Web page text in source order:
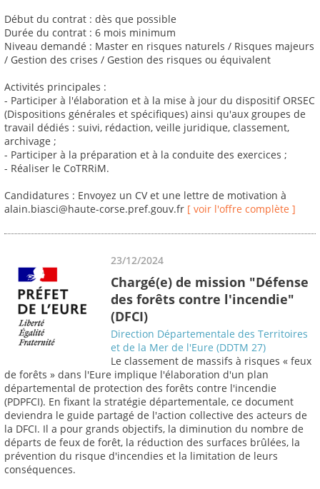
Début du contrat : dès que possible
Durée du contrat : 6 mois minimum
Niveau demandé : Master en risques naturels / Risques majeurs
/ Gestion des crises / Gestion des risques ou équivalent
Activités principales :
- Participer à l'élaboration et à la mise à jour du dispositif ORSEC
(Dispositions générales et spécifiques) ainsi qu'aux groupes de
travail dédiés : suivi, rédaction, veille juridique, classement,
archivage ;
- Participer à la préparation et à la conduite des exercices ;
- Réaliser le CoTRRiM.
Candidatures : Envoyez un CV et une lettre de motivation à
alain.biasci@haute-corse.pref.gouv.fr [ voir l'offre complète ]
23/12/2024
Chargé(e) de mission "Défense
des forêts contre l'incendie"
(DFCI)
Direction Départementale des Territoires
et de la Mer de l'Eure (DDTM 27)
Le classement de massifs à risques « feux
de forêts » dans l'Eure implique l'élaboration d'un plan
départemental de protection des forêts contre l'incendie
(PDPFCI). En fixant la stratégie départementale, ce document
deviendra le guide partagé de l'action collective des acteurs de
la DFCI. Il a pour grands objectifs, la diminution du nombre de
départs de feux de forêt, la réduction des surfaces brûlées, la
prévention du risque d'incendies et la limitation de leurs
conséquences.